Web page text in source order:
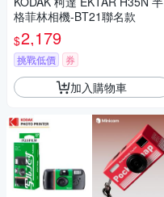
格菲林相機-BT21聯名款
$2,179
挑戰低價 券
加入購物車